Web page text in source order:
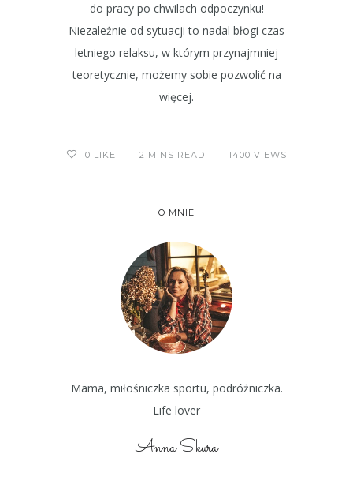
do pracy po chwilach odpoczynku!
Niezależnie od sytuacji to nadal błogi czas
letniego relaksu, w którym przynajmniej
teoretycznie, możemy sobie pozwolić na
więcej.
0 LIKE 2 MINS READ 1400 VIEWS
O MNIE
Mama, miłośniczka sportu, podróżniczka.
Life lover
Anna Skura